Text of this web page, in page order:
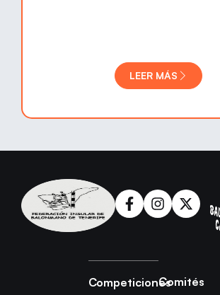
LEER MÁS
CompeticionesComités